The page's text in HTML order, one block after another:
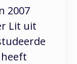
2007
Lit uit